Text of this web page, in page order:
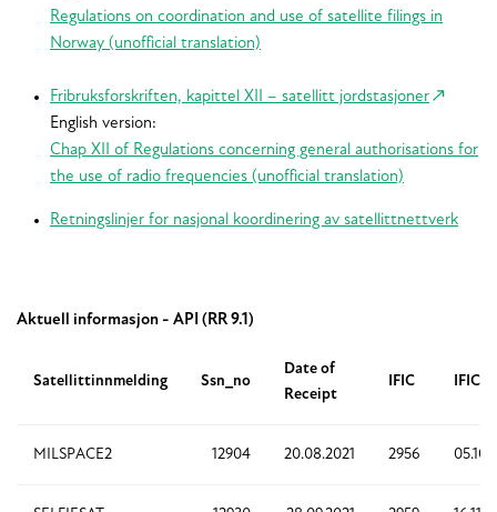
Regulations on coordination and use of satellite filings in
Norway (unofficial translation)
Fribruksforskriften, kapittel XII – satellitt jordstasjoner
English version:
Chap XII of Regulations concerning general authorisations for
the use of radio frequencies (unofficial translation)
Retningslinjer for nasjonal koordinering av satellittnettverk
Aktuell informasjon - API (RR 9.1)
Satellittinnmelding Ssn_no
Date of
Receipt
IFIC IFIC
MILSPACE2 12904 20.08.2021 2956